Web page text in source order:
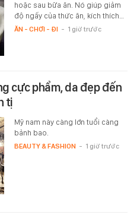
hoặc sau bữa ăn. Nó giúp giảm
độ ngấy của thức ăn, kích thích…
ĂN - CHƠI - ĐI - 1 giờ trước
cực phẩm, da đẹp đến
tị
Mỹ nam này càng lớn tuổi càng
bảnh bao.
BEAUTY & FASHION - 1 giờ trước